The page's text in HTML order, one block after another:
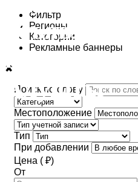
Фильтр
Регионы
Категории
Рекламные баннеры
✖
Поиск по слову
Местоположение
Тип
При добавлении
Цена ( ₽)
От